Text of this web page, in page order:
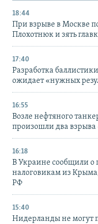
18:44
При взрыве в Москве
Плохотнюк и зять
17:40
Разработка
ожидает «нужных
16:55
Возле нефтяного
произошли два взрыва
16:18
В Украине сообщили
налоговикам из
РФ
15:40
Нидерланды не могут